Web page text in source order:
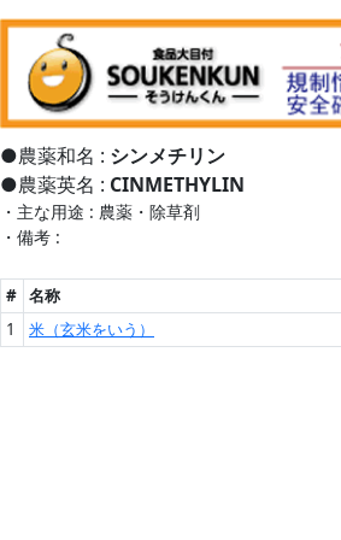
●農薬和名 : シンメチリン
●農薬英名 : CINMETHYLIN
・主な用途 : 農薬・除草剤
・備考 :
# 名称
1
米（玄米をいう）